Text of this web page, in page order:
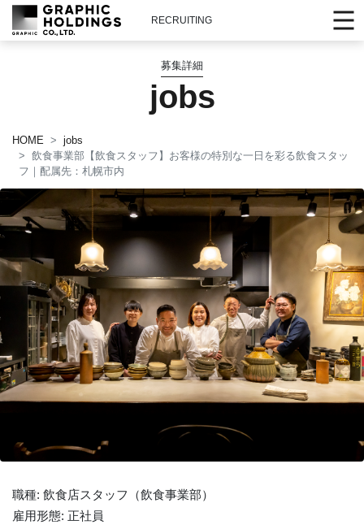
RECRUITING
募集詳細
jobs
HOME
jobs
飲食事業部【飲食スタッフ】お客様の特別な一日を彩る飲食スタッ
フ｜配属先：札幌市内
職種: 飲食店スタッフ（飲食事業部）
雇用形態: 正社員